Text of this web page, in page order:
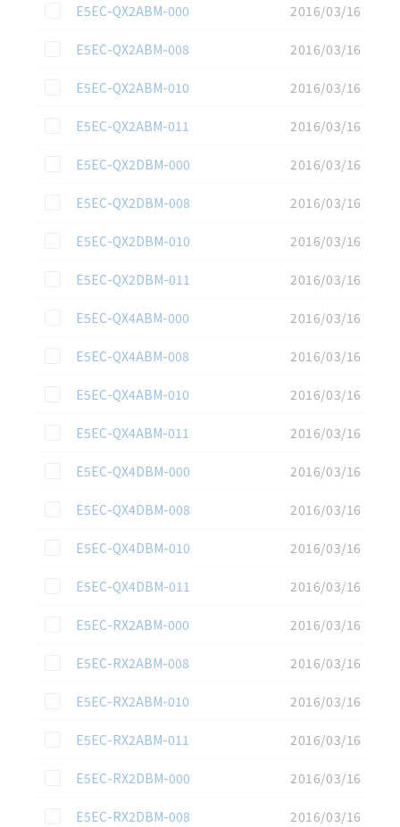
この資料を選択
E5EC-QX2ABM-000
2016/03/16
この資料を選択
E5EC-QX2ABM-008
2016/03/16
この資料を選択
E5EC-QX2ABM-010
2016/03/16
この資料を選択
E5EC-QX2ABM-011
2016/03/16
この資料を選択
E5EC-QX2DBM-000
2016/03/16
この資料を選択
E5EC-QX2DBM-008
2016/03/16
この資料を選択
E5EC-QX2DBM-010
2016/03/16
この資料を選択
E5EC-QX2DBM-011
2016/03/16
この資料を選択
E5EC-QX4ABM-000
2016/03/16
この資料を選択
E5EC-QX4ABM-008
2016/03/16
この資料を選択
E5EC-QX4ABM-010
2016/03/16
この資料を選択
E5EC-QX4ABM-011
2016/03/16
この資料を選択
E5EC-QX4DBM-000
2016/03/16
この資料を選択
E5EC-QX4DBM-008
2016/03/16
この資料を選択
E5EC-QX4DBM-010
2016/03/16
この資料を選択
E5EC-QX4DBM-011
2016/03/16
この資料を選択
E5EC-RX2ABM-000
2016/03/16
この資料を選択
E5EC-RX2ABM-008
2016/03/16
この資料を選択
E5EC-RX2ABM-010
2016/03/16
この資料を選択
E5EC-RX2ABM-011
2016/03/16
この資料を選択
E5EC-RX2DBM-000
2016/03/16
この資料を選択
E5EC-RX2DBM-008
2016/03/16